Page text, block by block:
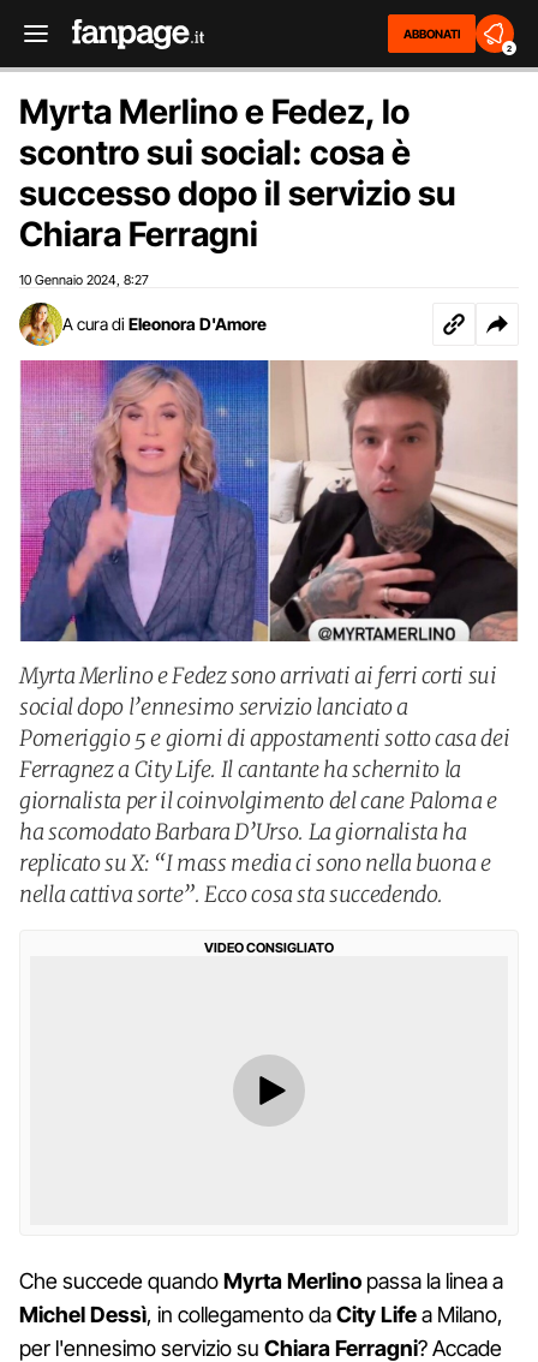
ABBONATI
2
Myrta Merlino e Fedez, lo
scontro sui social: cosa è
successo dopo il servizio su
Chiara Ferragni
10 Gennaio 2024 8:27
A cura di Eleonora D'Amore
Myrta Merlino e Fedez sono arrivati ai ferri corti sui
social dopo l’ennesimo servizio lanciato a
Pomeriggio 5 e giorni di appostamenti sotto casa dei
Ferragnez a City Life. Il cantante ha schernito la
giornalista per il coinvolgimento del cane Paloma e
ha scomodato Barbara D’Urso. La giornalista ha
replicato su X: “I mass media ci sono nella buona e
nella cattiva sorte”. Ecco cosa sta succedendo.
VIDEO CONSIGLIATO
Che succede quandoMyrta Merlino passa la linea a
Michel Dessì, in collegamento daCity Lifea Milano,
per l'ennesimo servizio su Chiara Ferragni? Accade